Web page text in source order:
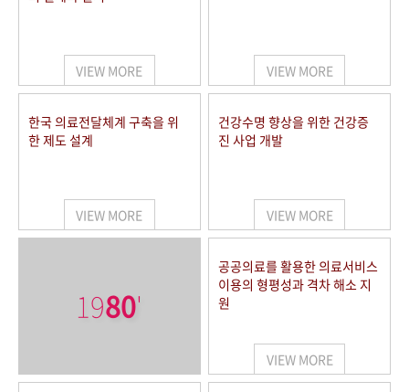
VIEW MORE VIEW MORE
한국 의료전달체계 구축을 위
한 제도 설계
VIEW MORE
건강수명 향상을 위한 건강증
진 사업 개발
VIEW MORE
1980'
공공의료를 활용한 의료서비스
이용의 형평성과 격차 해소 지
원
VIEW MORE